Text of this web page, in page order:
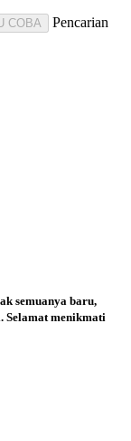
COBA
Pencarian
semuanya baru,
Selamat menikmati